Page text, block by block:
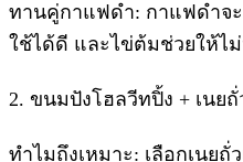
ทานคู่กาแฟดำ: กาแฟดำจ
ใช้ได้ดี และไข่ต้มช่วยให้ไ
​2. ขนมปังโฮลวีทปิ้ง + เนยถั่
ทำไมถึงเหมาะ: เลือกเนยถั่